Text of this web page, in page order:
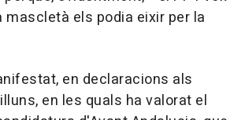
mascletà els podia eixir per la
en declaracions als
en les quals ha valorat el